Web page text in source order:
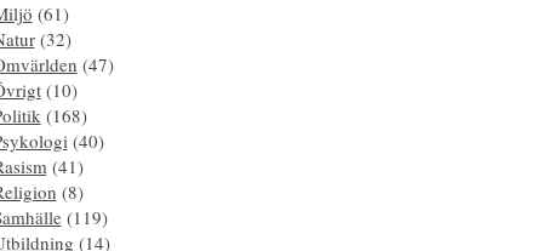
(61)
(32)
(47)
(10)
(168)
(40)
(41)
(8)
(119)
(14)